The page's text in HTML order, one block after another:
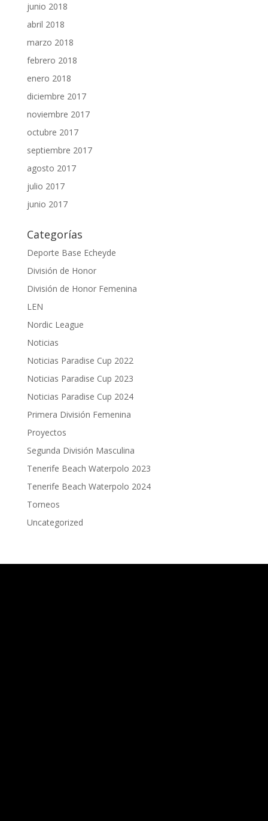
junio 2018
abril 2018
marzo 2018
febrero 2018
enero 2018
diciembre 2017
noviembre 2017
octubre 2017
septiembre 2017
agosto 2017
julio 2017
junio 2017
Categorías
Deporte Base Echeyde
División de Honor
División de Honor Femenina
LEN
Nordic League
Noticias
Noticias Paradise Cup 2022
Noticias Paradise Cup 2023
Noticias Paradise Cup 2024
Primera División Femenina
Proyectos
Segunda División Masculina
Tenerife Beach Waterpolo 2023
Tenerife Beach Waterpolo 2024
Torneos
Uncategorized